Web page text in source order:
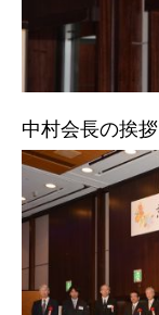
中村会長の挨